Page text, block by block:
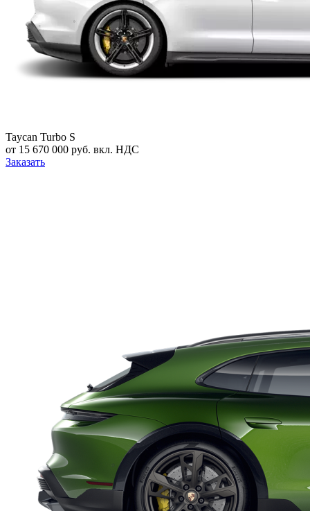
Taycan Turbo S
от 15 670 000 руб. вкл. НДС
Заказать